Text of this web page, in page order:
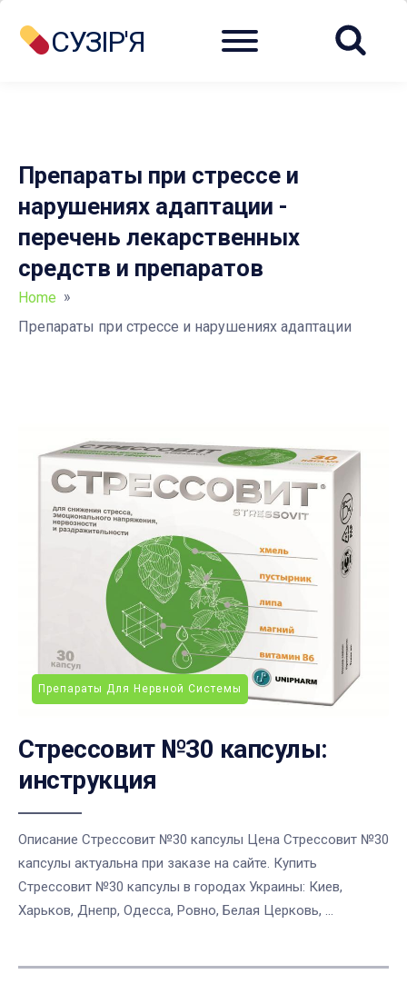
СУЗІР'Я Menu
Препараты при стрессе и
нарушениях адаптации -
перечень лекарственных
средств и препаратов
Home »
Препараты при стрессе и нарушениях адаптации
Препараты Для Нервной Системы
Стрессовит №30 капсулы:
инструкция
Описание Стрессовит №30 капсулы Цена Стрессовит №30
капсулы актуальна при заказе на сайте. Купить
Стрессовит №30 капсулы в городах Украины: Киев,
Харьков, Днепр, Одесса, Ровно, Белая Церковь, ...